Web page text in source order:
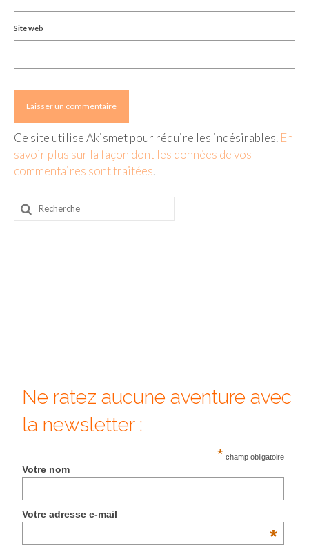
BONNES ADRESSES
Restos asiatiques
Marchés
CHIANG MAI
Cafés
PARIS
Restos japonais
Restos vietnamiens
Site web
Ce site utilise Akismet pour réduire les indésirables. En
savoir plus sur la façon dont les données de vos
commentaires sont traitées.
Rechercher
:
Ne ratez aucune aventure avec
la newsletter :
* champ obligatoire
Votre nom
Votre adresse e-mail
*